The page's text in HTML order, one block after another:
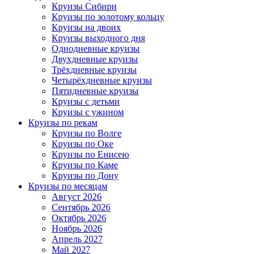
Круизы Сибири
Круизы по золотому кольцу
Круизы на двоих
Круизы выходного дня
Однодневные круизы
Двухдневные круизы
Трёхдневные круизы
Четырёхдневные круизы
Пятидневные круизы
Круизы с детьми
Круизы с ужином
Круизы по рекам
Круизы по Волге
Круизы по Оке
Круизы по Енисею
Круизы по Каме
Круизы по Дону
Круизы по месяцам
Август 2026
Сентябрь 2026
Октябрь 2026
Ноябрь 2026
Апрель 2027
Май 2027